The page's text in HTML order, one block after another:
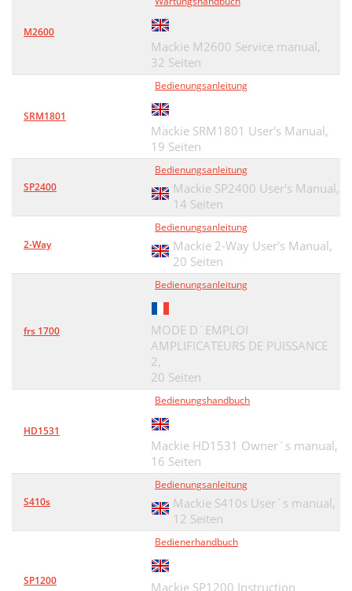
M2600
Mackie M2600 Service manual,
32 Seiten
SRM1801
Bedienungsanleitung
Mackie SRM1801 User's Manual,
19 Seiten
SP2400
Bedienungsanleitung
Mackie SP2400 User's Manual,
14 Seiten
2-Way
Bedienungsanleitung
Mackie 2-Way User's Manual,
20 Seiten
frs 1700
Bedienungsanleitung
MODE D`EMPLOI
AMPLIFICATEURS DE PUISSANCE
2,
20 Seiten
HD1531
Bedienungshandbuch
Mackie HD1531 Owner`s manual,
16 Seiten
S410s
Bedienungsanleitung
Mackie S410s User`s manual,
12 Seiten
SP1200
Bedienerhandbuch
Mackie SP1200 Instruction